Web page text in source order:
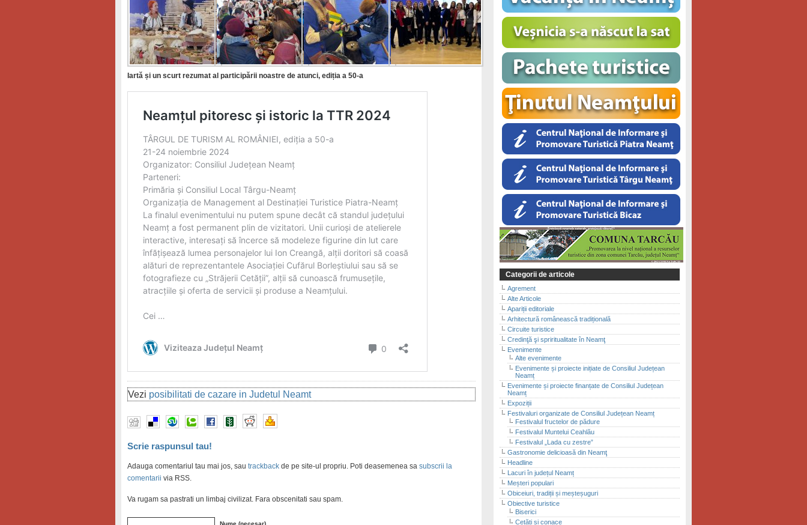
Iartă și un scurt rezumat al participării noastre de atunci, ediția a 50-a
Vezi posibilitati de cazare in Judetul Neamt
Scrie raspunsul tau!
Adauga comentariul tau mai jos, sau trackback de pe site-ul propriu. Poti deasemenea sa subscrii la
comentarii via RSS.
Va rugam sa pastrati un limbaj civilizat. Fara obscenitati sau spam.
Nume (necesar)
Categorii de articole
Agrement
Alte Articole
Apariții editoriale
Arhitectură românească tradițională
Circuite turistice
Credinţă şi spriritualitate în Neamţ
Evenimente
Alte evenimente
Evenimente și proiecte inițiate de Consiliul Județean
Neamț
Evenimente și proiecte finanțate de Consiliul Județean
Neamț
Expoziții
Festivaluri organizate de Consiliul Județean Neamț
Festivalul fructelor de pădure
Festivalul Muntelui Ceahlău
Festivalul „Lada cu zestre”
Gastronomie delicioasă din Neamţ
Headline
Lacuri în județul Neamț
Meșteri populari
Obiceiuri, tradiții și meșteșuguri
Obiective turistice
Biserici
Cetăți și conace